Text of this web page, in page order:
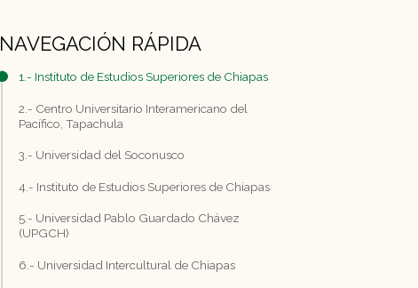
NAVEGACIÓN RÁPIDA
1.- Instituto de Estudios Superiores de Chiapas
2.- Centro Universitario Interamericano del
Pacífico, Tapachula
3.- Universidad del Soconusco
4.- Instituto de Estudios Superiores de Chiapas
5.- Universidad Pablo Guardado Chávez
(UPGCH)
6.- Universidad Intercultural de Chiapas